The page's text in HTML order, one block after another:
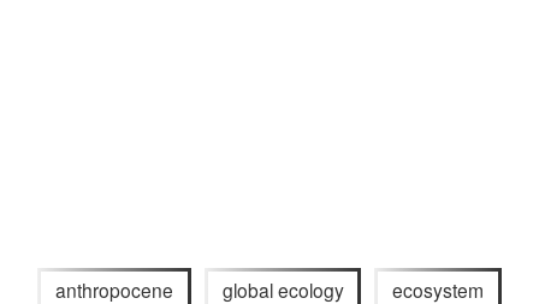
anthropocene global ecology ecosystem